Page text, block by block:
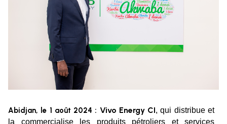
Abidjan, le 1 août 2024 : Vivo Energy CI, qui distribue et
la commercialise les produits pétroliers et services